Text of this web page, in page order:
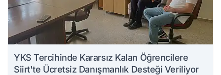
YKS Tercihinde Kararsız Kalan Öğrencilere
Siirt'te Ücretsiz Danışmanlık Desteği Veriliyor